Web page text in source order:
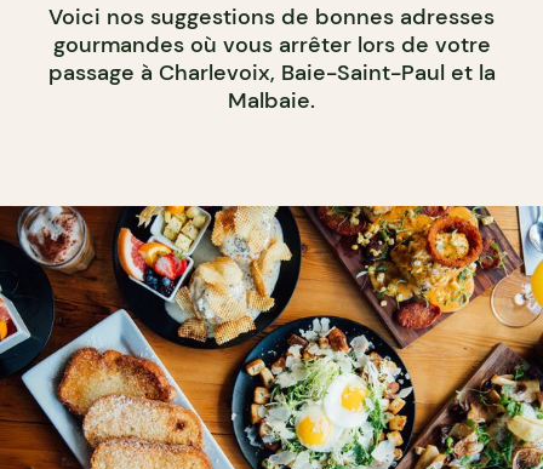
Voici nos suggestions de bonnes adresses
gourmandes où vous arrêter lors de votre
passage à Charlevoix, Baie-Saint-Paul et la
Malbaie.